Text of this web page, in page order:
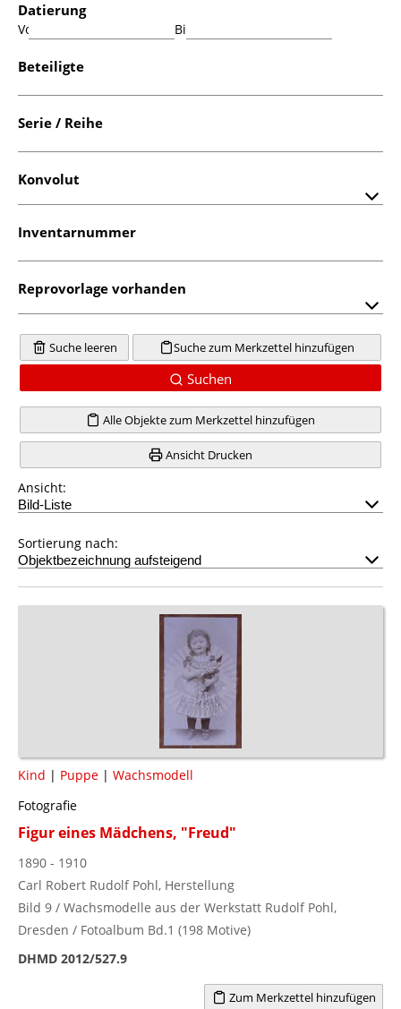
Datierung
Von: Bis:
Beteiligte
Serie / Reihe
Konvolut
Inventarnummer
Reprovorlage vorhanden
Suche leeren Suche zum Merkzettel hinzufügen
Suchen
Alle Objekte zum Merkzettel hinzufügen
Ansicht Drucken
Ansicht:
Sortierung nach:
Kind | Puppe | Wachsmodell
Fotografie
Figur eines Mädchens, "Freud"
1890 - 1910
Carl Robert Rudolf Pohl, Herstellung
Bild 9 / Wachsmodelle aus der Werkstatt Rudolf Pohl,
Dresden / Fotoalbum Bd.1 (198 Motive)
DHMD 2012/527.9
Zum Merkzettel hinzufügen